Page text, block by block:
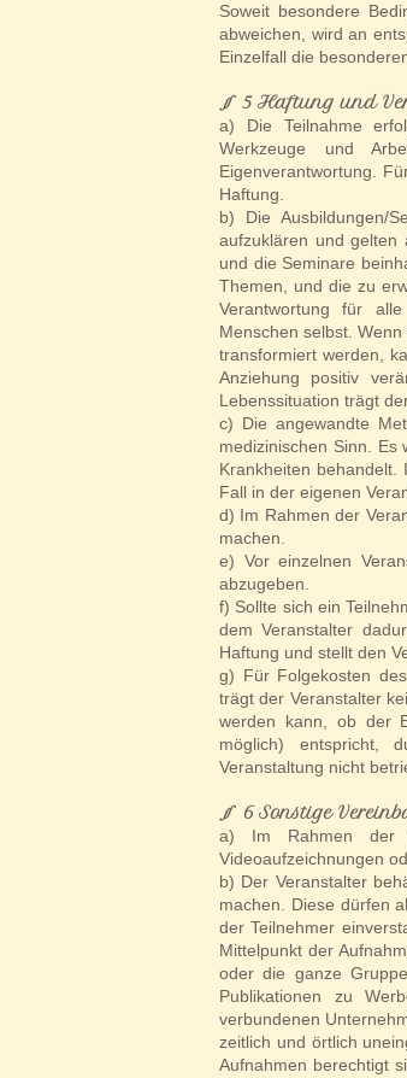
Soweit besondere
abweichen, wird an
Einzelfall die
§ 5 Haftung und
a) Die Teilnahme
Werkzeuge und
Eigenverantwortung.
Haftung.
b) Die Ausbildungen/
aufzuklären und gelten
und die Seminare
Themen, und die zu
Verantwortung für
Menschen selbst.
transformiert werden,
Anziehung positiv
Lebenssituation trägt
c) Die angewandte
medizinischen Sinn. Es
Krankheiten
Fall in der eigenen
d) Im Rahmen der
machen.
e) Vor einzelnen
abzugeben.
f) Sollte sich ein
dem Veranstalter
Haftung und stellt den
g) Für Folgekosten
trägt der Veranstalter
werden kann, ob der
möglich) entspricht,
Veranstaltung nicht
§ 6 Sonstige
a) Im Rahmen der
Videoaufzeichnungen
b) Der Veranstalter
machen. Diese dürfen
der Teilnehmer
Mittelpunkt der
oder die ganze
Publikationen zu
verbundenen
zeitlich und örtlich
Aufnahmen berechtigt